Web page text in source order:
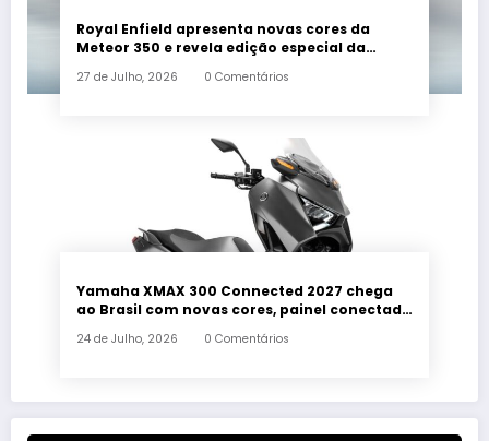
Royal Enfield apresenta novas cores da
Meteor 350 e revela edição especial da
27 de Julho, 2026 0 Comentários
Yamaha XMAX 300 Connected 2027 chega
ao Brasil com novas cores, painel conectado
24 de Julho, 2026 0 Comentários